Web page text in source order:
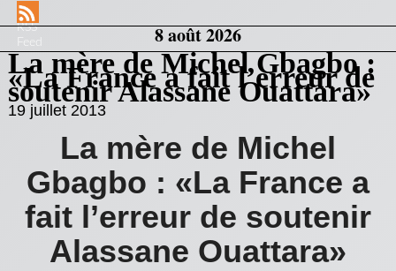
RSS
Feed
8 août 2026
La mère de Michel Gbagbo :
«La France a fait l’erreur de
soutenir Alassane Ouattara»
19 juillet 2013
La mère de Michel
Gbagbo : «La France a
fait l’erreur de soutenir
Alassane Ouattara»